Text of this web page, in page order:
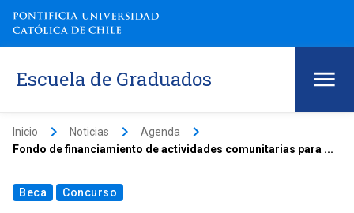
Escuela de Graduados
Inicio keyboard_arrow_right Noticias keyboard_arrow_right Agenda keyboard_arrow_right
Fondo de financiamiento de actividades comunitarias para ...
Beca Concurso